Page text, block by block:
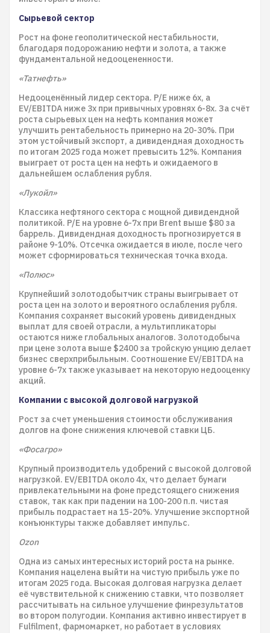
Сырьевой сектор
Рост на фоне геополитической нестабильности,
благодаря подорожанию нефти и золота, а также
фундаментальной недооцененности.
«Татнефть»
Недооценённый лидер сектора. P/E ниже 6x, а
EV/EBITDA ниже 3x при привычных уровнях 6-8x. За счёт
роста сырьевых цен на нефть компания может
улучшить рентабельность примерно на 20-30%. При
этом устойчивый экспорт, а дивидендная доходность
по итогам 2025 года может превысить 12%. Компания
выиграет от роста цен на нефть и ожидаемого в
дальнейшем ослабления рубля.
«Лукойл»
Классика нефтяного сектора с мощной дивидендной
политикой. P/E на уровне 6-7x при Brent выше $80 за
баррель. Дивидендная доходность прогнозируется в
районе 9-10%. Отсечка ожидается в июле, после чего
может сформироваться техническая точка входа.
«Полюс»
Крупнейший золотодобытчик страны выигрывает от
роста цен на золото и вероятного ослабления рубля.
Компания сохраняет высокий уровень дивидендных
выплат для своей отрасли, а мультипликаторы
остаются ниже глобальных аналогов. Золотодобыча
при цене золота выше $2400 за тройскую унцию делает
бизнес сверхприбыльным. Соотношение EV/EBITDA на
уровне 6-7x также указывает на некоторую недооценку
акций.
Компании с высокой долговой нагрузкой
Рост за счет уменьшения стоимости обслуживания
долгов на фоне снижения ключевой ставки ЦБ.
«Фосагро»
Крупный производитель удобрений с высокой долговой
нагрузкой. EV/EBITDA около 4x, что делает бумаги
привлекательными на фоне предстоящего снижения
ставок, так как при падении на 100-200 п.п. чистая
прибыль подрастает на 15-20%. Улучшение экспортной
конъюнктуры также добавляет импульс.
Ozon
Одна из самых интересных историй роста на рынке.
Компания нацелена выйти на чистую прибыль уже по
итогам 2025 года. Высокая долговая нагрузка делает
её чувствительной к снижению ставки, что позволяет
рассчитывать на сильное улучшение финрезультатов
во втором полугодии. Компания активно инвестирует в
Fulfilment, фармомаркет, но работает в условиях